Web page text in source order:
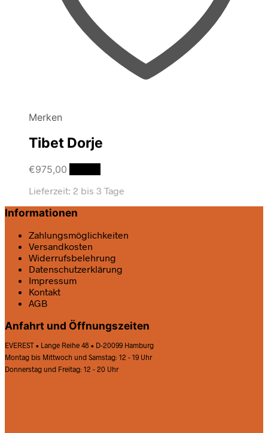
Merken
Tibet Dorje
€975,00
Lieferzeit: 2 bis 3 Tage
Informationen
Zahlungsmöglichkeiten
Versandkosten
Widerrufsbelehrung
Datenschutz­erklärung
Impressum
Kontakt
AGB
Anfahrt und Öffnungszeiten
EVEREST • Lange Reihe 48 • D-20099 Hamburg
Montag bis Mittwoch und Samstag: 12 - 19 Uhr
Donnerstag und Freitag: 12 - 20 Uhr